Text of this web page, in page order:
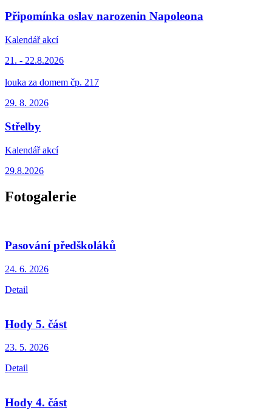
Připomínka oslav narozenin Napoleona
Kalendář akcí
21. - 22.8.2026
louka za domem čp. 217
29. 8. 2026
Střelby
Kalendář akcí
29.8.2026
Fotogalerie
Pasování předškoláků
24. 6. 2026
Detail
Hody 5. část
23. 5. 2026
Detail
Hody 4. část